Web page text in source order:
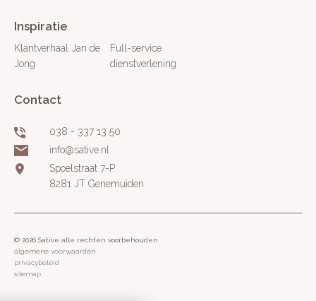
Inspiratie
Klantverhaal Jan de
Jong
Full-service
dienstverlening
Contact
038 - 337 13 50
info@sative.nl
Spoelstraat 7-P
8281 JT Genemuiden
© 2026 Sative alle rechten voorbehouden
algemene voorwaarden
privacybeleid
sitemap